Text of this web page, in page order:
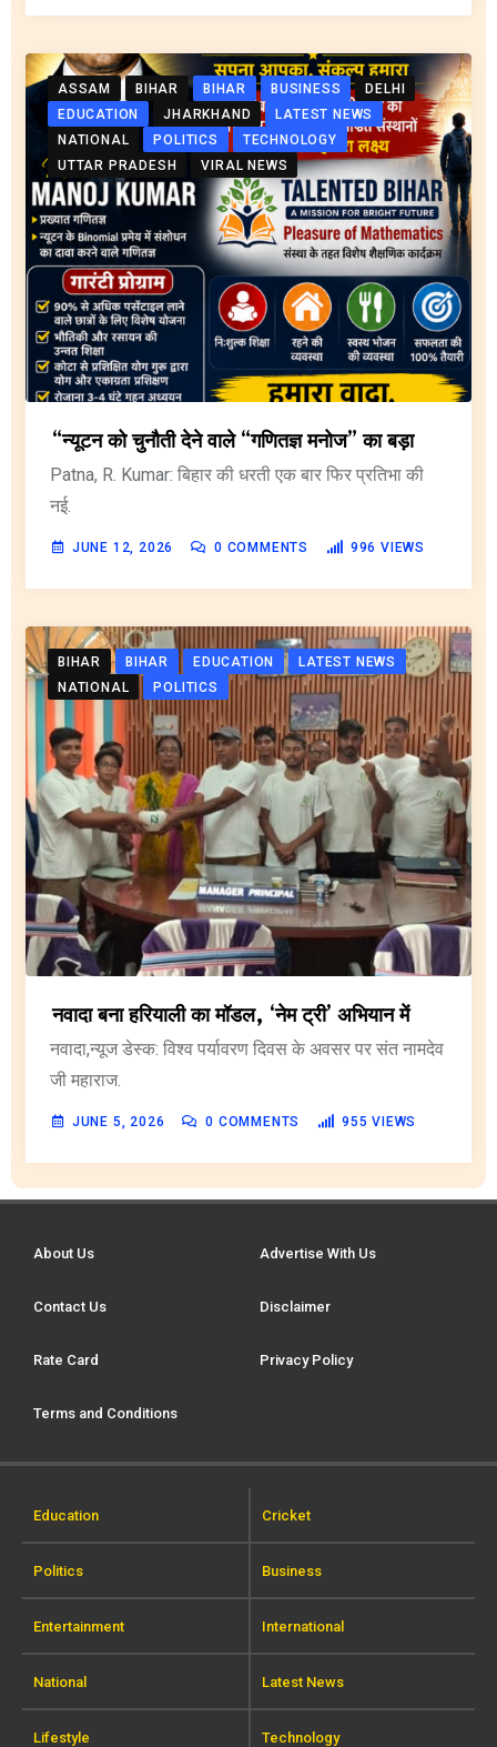
ASSAM BIHAR BIHAR BUSINESS
DELHI
EDUCATION
JHARKHAND
LATEST NEWS
NATIONAL
POLITICS
TECHNOLOGY
UTTAR PRADESH
VIRAL NEWS
“न्यूटन को चुनौती देने वाले “गणितज्ञ मनोज” का बड़ा
Patna, R. Kumar: बिहार की धरती एक बार फिर प्रतिभा की
नई.
JUNE 12, 2026 0 COMMENTS 996 VIEWS
BIHAR BIHAR EDUCATION
LATEST NEWS
NATIONAL
POLITICS
नवादा बना हरियाली का मॉडल, ‘नेम ट्री’ अभियान में
नवादा,न्यूज डेस्क: विश्व पर्यावरण दिवस के अवसर पर संत नामदेव
जी महाराज.
JUNE 5, 2026 0 COMMENTS 955 VIEWS
About Us Advertise With Us
Contact Us Disclaimer
Rate Card Privacy Policy
Terms and Conditions
Education Cricket
Politics Business
Entertainment International
National Latest News
Lifestyle Technology